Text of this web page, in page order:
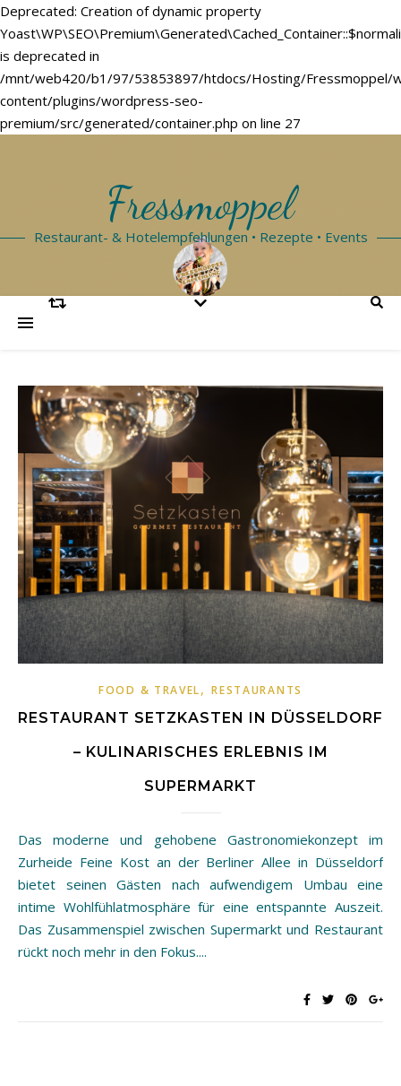
Deprecated: Creation of dynamic property
is deprecated in
/mnt/web420/b1/97/53853897/htdocs/Hosting/Fressmoppel/
content/plugins/wordpress-seo-
premium/src/generated/container.php on line 27
Fressmoppel
Restaurant- & Hotelempfehlungen • Rezepte • Events
FOOD & TRAVEL,RESTAURANTS
RESTAURANT SETZKASTEN IN DÜSSELDORF
– KULINARISCHES ERLEBNIS IM
SUPERMARKT
Das moderne und gehobene Gastronomiekonzept im
Zurheide Feine Kost an der Berliner Allee in Düsseldorf
bietet seinen Gästen nach aufwendigem Umbau eine
intime Wohlfühlatmosphäre für eine entspannte Auszeit.
Das Zusammenspiel zwischen Supermarkt und Restaurant
rückt noch mehr in den Fokus....